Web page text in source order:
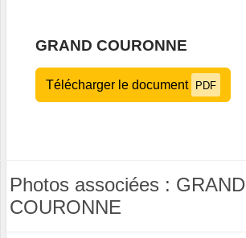
GRAND COURONNE
Télécharger le document PDF
Photos associées : GRAND
COURONNE